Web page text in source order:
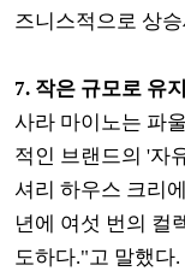
즈니스적으로 상
7. 작은 규모로 유
사라 마이노는 파
적인 브랜드의 '자
셔리 하우스 크리
년에 여섯 번의 컬
도하다."고 말했다